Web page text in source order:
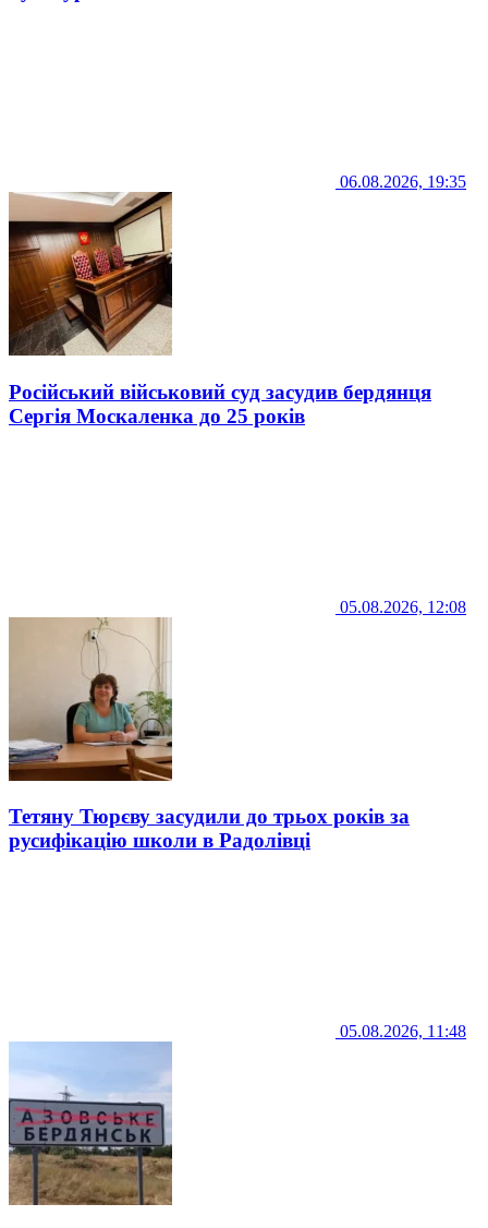
06.08.2026, 19:35
Російський військовий суд засудив бердянця
Сергія Москаленка до 25 років
05.08.2026, 12:08
Тетяну Тюрєву засудили до трьох років за
русифікацію школи в Радолівці
05.08.2026, 11:48